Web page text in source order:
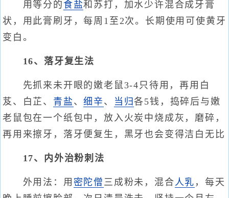
用等分的 食盐和苏打，加水少许混合成牙膏
状，用此膏刷牙，每周1至2次。长期使用可使黄牙
变白。
16、落牙复生法
先抓来未开眼的嫩老鼠3-4只待用，再用白
芨、白芷、 青盐 、细辛 、 当归各5钱，捣碎后与嫩
老鼠包在一个纸包中，放入火炭中烧成灰，磨碎，
再用来擦牙，落牙便复生，黑牙也会变得洁白无比
17、内外治粉刺法
外用法：用 密陀僧 三成粉未，混合人乳 ，每天